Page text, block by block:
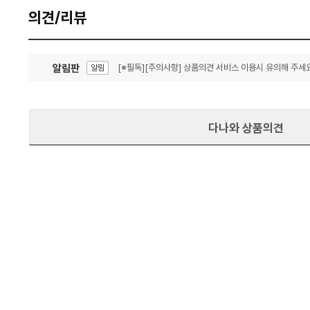
의견/리뷰
알림판 알림 [※필독][주의사항] 상품의견 서비스 이용시 유의해 주세
다나와 상품의견